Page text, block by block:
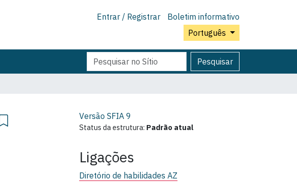
Entrar / Registrar
Boletim informativo
Português
Pesquisar Pesquisar
Pesquisa
Avançada…
Versão SFIA 9
Status da estrutura: Padrão atual
Ligações
Diretório de habilidades AZ